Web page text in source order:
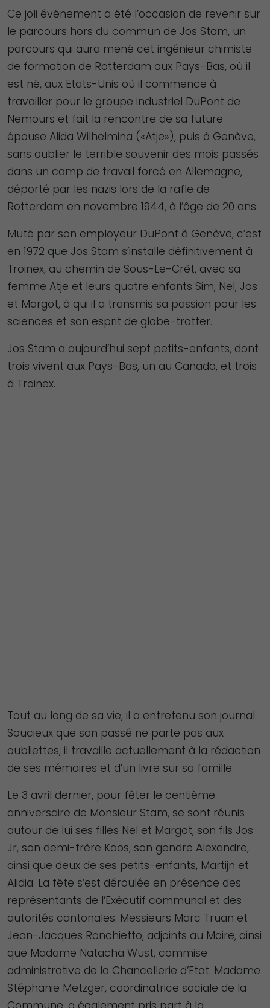
Ce joli événement a été l’occasion de revenir sur
le parcours hors du commun de Jos Stam, un
parcours qui aura mené cet ingénieur chimiste
de formation de Rotterdam aux Pays-Bas, où il
est né, aux Etats-Unis où il commence à
travailler pour le groupe industriel DuPont de
Nemours et fait la rencontre de sa future
épouse Alida Wilhelmina («Atje»), puis à Genève,
sans oublier le terrible souvenir des mois passés
dans un camp de travail forcé en Allemagne,
déporté par les nazis lors de la rafle de
Rotterdam en novembre 1944, à l’âge de 20 ans.
Muté par son employeur DuPont à Genève, c’est
en 1972 que Jos Stam s’installe définitivement à
Troinex, au chemin de Sous-Le-Crêt, avec sa
femme Atje et leurs quatre enfants Sim, Nel, Jos
et Margot, à qui il a transmis sa passion pour les
sciences et son esprit de globe-trotter.
Jos Stam a aujourd’hui sept petits-enfants, dont
trois vivent aux Pays-Bas, un au Canada, et trois
à Troinex.
Tout au long de sa vie, il a entretenu son journal.
Soucieux que son passé ne parte pas aux
oubliettes, il travaille actuellement à la rédaction
de ses mémoires et d’un livre sur sa famille.
Le 3 avril dernier, pour fêter le centième
anniversaire de Monsieur Stam, se sont réunis
autour de lui ses filles Nel et Margot, son fils Jos
Jr, son demi-frère Koos, son gendre Alexandre,
ainsi que deux de ses petits-enfants, Martijn et
Alidia. La fête s’est déroulée en présence des
représentants de l’Exécutif communal et des
autorités cantonales: Messieurs Marc Truan et
Jean-Jacques Ronchietto, adjoints au Maire, ainsi
que Madame Natacha Wüst, commise
administrative de la Chancellerie d’Etat. Madame
Stéphanie Metzger, coordinatrice sociale de la